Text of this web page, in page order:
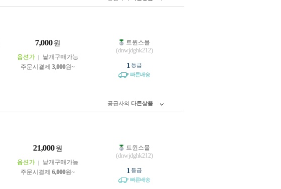
7,000 원
옵션가
낱개구매가능
주문시결제 3,000원~
트윈스몰
(dnwjdghk212)
1 등급
빠른배송
공급사의 다른상품
21,000 원
옵션가
낱개구매가능
주문시결제 6,000원~
트윈스몰
(dnwjdghk212)
1 등급
빠른배송